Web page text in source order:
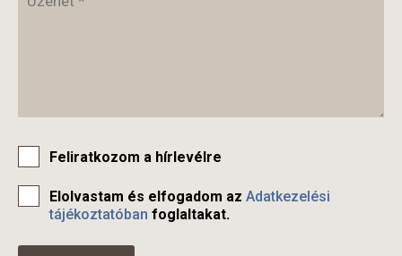
Feliratkozom a hírlevélre
Elolvastam és elfogadom az Adatkezelési
tájékoztatóban foglaltakat.